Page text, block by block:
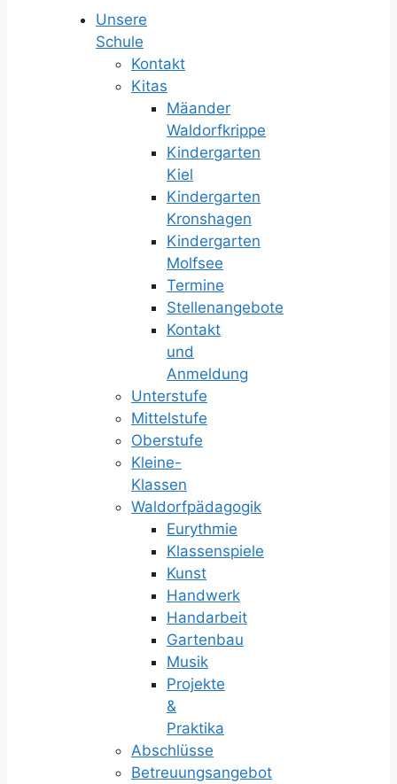
Unsere
Schule
Kontakt
Kitas
Mäander
Waldorfkrippe
Kindergarten
Kiel
Kindergarten
Kronshagen
Kindergarten
Molfsee
Termine
Stellenangebote
Kontakt
und
Anmeldung
Unterstufe
Mittelstufe
Oberstufe
Kleine-
Klassen
Waldorfpädagogik
Eurythmie
Klassenspiele
Kunst
Handwerk
Handarbeit
Gartenbau
Musik
Projekte
&
Praktika
Abschlüsse
Betreuungsangebot